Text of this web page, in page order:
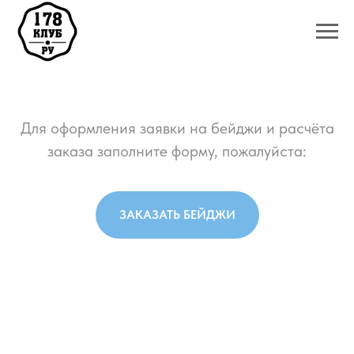
Для оформления заявки на бейджи и расчёта
заказа заполните форму, пожалуйста:
ЗАКАЗАТЬ БЕЙДЖИ